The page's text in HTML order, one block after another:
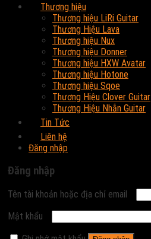
Thương hiệu
Thương hiệu LiRi Guitar
Thương Hiệu Lava
Thương hiệu Nux
Thương hiệu Donner
Thương hiệu HXW Avatar
Thương hiệu Hotone
Thương hiệu Sqoe
Thương Hiệu Clover Guitar
Thương Hiệu Nhẫn Guitar
Tin Tức
Liên hệ
Đăng nhập
Đăng nhập
Tên tài khoản hoặc địa chỉ email
Mật khẩu